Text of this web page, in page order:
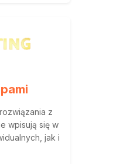
z
wpisują się w
jak i